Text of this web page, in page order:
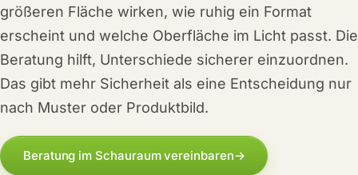
größeren Fläche wirken, wie ruhig ein Format
erscheint und welche Oberfläche im Licht passt. Die
Beratung hilft, Unterschiede sicherer einzuordnen.
Das gibt mehr Sicherheit als eine Entscheidung nur
nach Muster oder Produktbild.
Beratung im Schauraum vereinbaren→